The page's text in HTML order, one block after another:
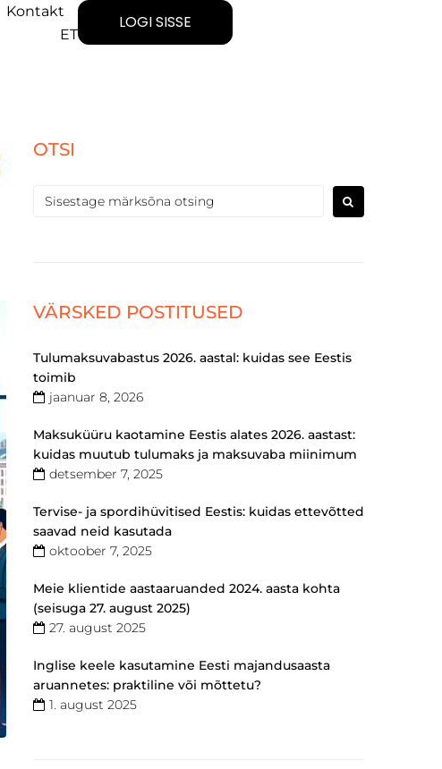
Kontakt
ET
LOGI SISSE
OTSI
VÄRSKED POSTITUSED
Tulumaksuvabastus 2026. aastal: kuidas see Eestis
toimib
jaanuar 8, 2026
Maksuküüru kaotamine Eestis alates 2026. aastast:
kuidas muutub tulumaks ja maksuvaba miinimum
detsember 7, 2025
Tervise- ja spordihüvitised Eestis: kuidas ettevõtted
saavad neid kasutada
oktoober 7, 2025
Meie klientide aastaaruanded 2024. aasta kohta
(seisuga 27. august 2025)
27. august 2025
Inglise keele kasutamine Eesti majandusaasta
aruannetes: praktiline või mõttetu?
1. august 2025